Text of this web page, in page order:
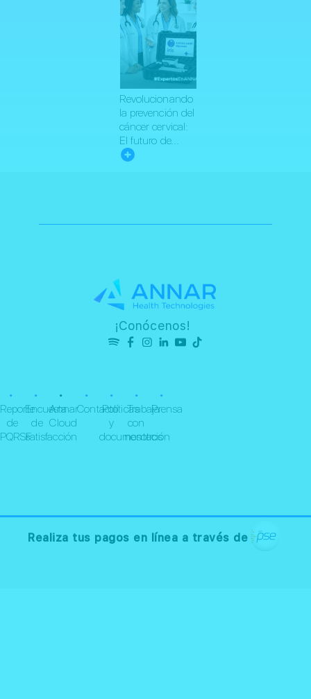
Revolucionando
la prevención del
cáncer cervical:
El futuro de...
¡Conócenos!
•
Reporte
de
PQRSF
•
Encuesta
de
satisfacción
•
Annar
Cloud
•
Contacto
•
Políticas
y
documentación
•
Trabaja
con
nosotros
•
Prensa
Realiza tus pagos en línea a través de